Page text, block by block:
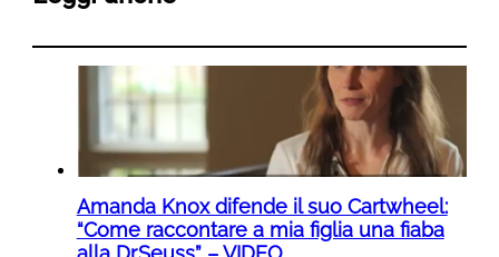
Amanda Knox difende il suo Cartwheel:
“Come raccontare a mia figlia una fiaba